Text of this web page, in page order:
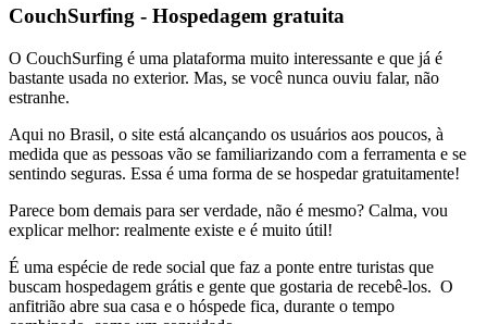
CouchSurfing - Hospedagem gratuita
O CouchSurfing é uma plataforma muito interessante e que já é
bastante usada no exterior. Mas, se você nunca ouviu falar, não
estranhe.
Aqui no Brasil, o site está alcançando os usuários aos poucos, à
medida que as pessoas vão se familiarizando com a ferramenta e se
sentindo seguras. Essa é uma forma de se hospedar gratuitamente!
Parece bom demais para ser verdade, não é mesmo? Calma, vou
explicar melhor: realmente existe e é muito útil!
É uma espécie de rede social que faz a ponte entre turistas que
buscam hospedagem grátis e gente que gostaria de recebê-los. O
anfitrião abre sua casa e o hóspede fica, durante o tempo